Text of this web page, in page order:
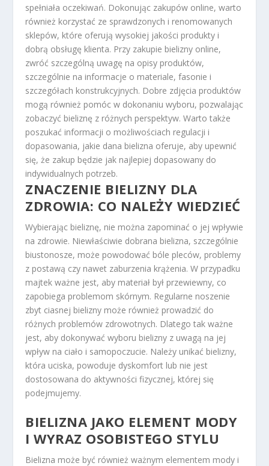
spełniała oczekiwań. Dokonując zakupów online, warto
również korzystać ze sprawdzonych i renomowanych
sklepów, które oferują wysokiej jakości produkty i
dobrą obsługę klienta. Przy zakupie bielizny online,
zwróć szczególną uwagę na opisy produktów,
szczególnie na informacje o materiale, fasonie i
szczegółach konstrukcyjnych. Dobre zdjęcia produktów
mogą również pomóc w dokonaniu wyboru, pozwalając
zobaczyć bieliznę z różnych perspektyw. Warto także
poszukać informacji o możliwościach regulacji i
dopasowania, jakie dana bielizna oferuje, aby upewnić
się, że zakup będzie jak najlepiej dopasowany do
indywidualnych potrzeb.
ZNACZENIE BIELIZNY DLA
ZDROWIA: CO NALEŻY WIEDZIEĆ
Wybierając bieliznę, nie można zapominać o jej wpływie
na zdrowie. Niewłaściwie dobrana bielizna, szczególnie
biustonosze, może powodować bóle pleców, problemy
z postawą czy nawet zaburzenia krążenia. W przypadku
majtek ważne jest, aby materiał był przewiewny, co
zapobiega problemom skórnym. Regularne noszenie
zbyt ciasnej bielizny może również prowadzić do
różnych problemów zdrowotnych. Dlatego tak ważne
jest, aby dokonywać wyboru bielizny z uwagą na jej
wpływ na ciało i samopoczucie. Należy unikać bielizny,
która uciska, powoduje dyskomfort lub nie jest
dostosowana do aktywności fizycznej, której się
podejmujemy.
BIELIZNA JAKO ELEMENT MODY
I WYRAZ OSOBISTEGO STYLU
Bielizna może być również ważnym elementem mody i